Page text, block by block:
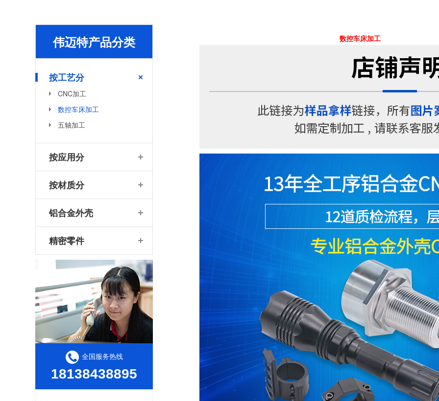
数控车床加工-车铣复合精密零
伟迈特产品分类
按工艺分
CNC加工
数控车床加工
五轴加工
按应用分
按材质分
铝合金外壳
精密零件
全国服务热线
18138438895